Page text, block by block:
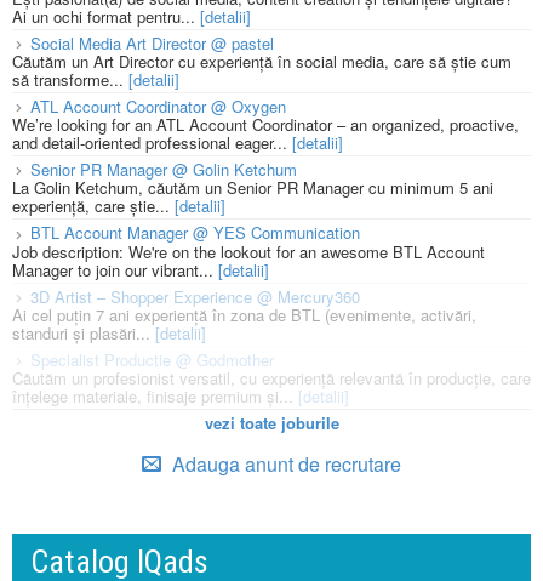
Ai un ochi format pentru... [detalii]
Social Media Art Director @ pastel
Căutăm un Art Director cu experiență în social media, care să știe cum
să transforme... [detalii]
ATL Account Coordinator @ Oxygen
We’re looking for an ATL Account Coordinator – an organized, proactive,
and detail-oriented professional eager... [detalii]
Senior PR Manager @ Golin Ketchum
La Golin Ketchum, căutăm un Senior PR Manager cu minimum 5 ani
experiență, care știe... [detalii]
BTL Account Manager @ YES Communication
Job description: We're on the lookout for an awesome BTL Account
Manager to join our vibrant... [detalii]
3D Artist – Shopper Experience @ Mercury360
Ai cel puțin 7 ani experiență în zona de BTL (evenimente, activări,
standuri și plasări...[detalii]
Specialist Productie @ Godmother
Căutăm un profesionist versatil, cu experiență relevantă în producție, care
înțelege materiale, finisaje premium și... [detalii]
vezi toate joburile
Adauga anunt de recrutare
Catalog IQads